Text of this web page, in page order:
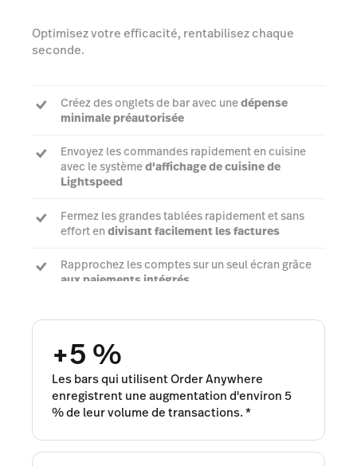
Optimisez votre efficacité, rentabilisez chaque
seconde.
Créez des onglets de bar avec unedépense
minimale préautorisée
Envoyez les commandes rapidement en cuisine
avec le systèmed'affichage de cuisine de
Lightspeed
Fermez les grandes tablées rapidement et sans
effort en divisant facilement les factures
Rapprochez les comptes sur un seul écran grâce
aux paiements intégrés
+5 %
Les bars qui utilisent Order Anywhere
enregistrent une augmentation d'environ 5
% de leur volume de transactions. *